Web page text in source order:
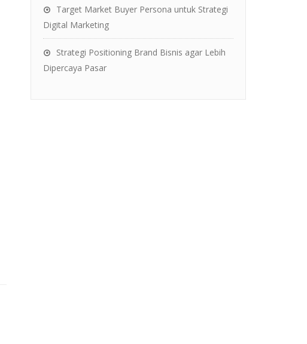
Target Market Buyer Persona untuk Strategi
Digital Marketing
Strategi Positioning Brand Bisnis agar Lebih
Dipercaya Pasar